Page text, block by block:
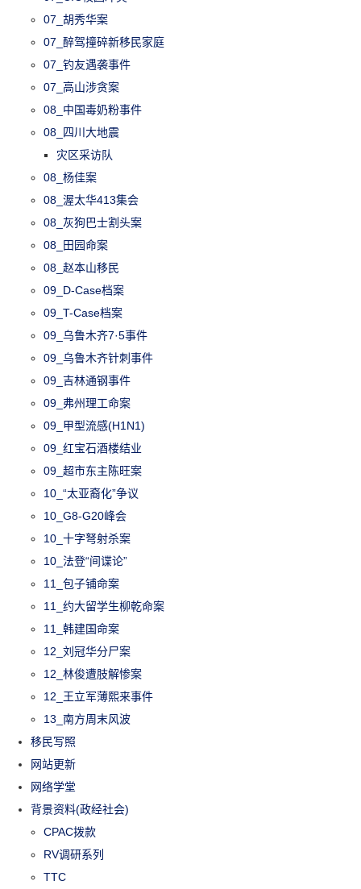
07_胡秀华案
07_醉驾撞碎新移民家庭
07_钓友遇袭事件
07_高山涉贪案
08_中国毒奶粉事件
08_四川大地震
灾区采访队
08_杨佳案
08_渥太华413集会
08_灰狗巴士割头案
08_田园命案
08_赵本山移民
09_D-Case档案
09_T-Case档案
09_乌鲁木齐7·5事件
09_乌鲁木齐针刺事件
09_吉林通钢事件
09_弗州理工命案
09_甲型流感(H1N1)
09_红宝石酒楼结业
09_超市东主陈旺案
10_“太亚裔化”争议
10_G8-G20峰会
10_十字弩射杀案
10_法登“间谍论”
11_包子铺命案
11_约大留学生柳乾命案
11_韩建国命案
12_刘冠华分尸案
12_林俊遭肢解惨案
12_王立军薄熙来事件
13_南方周末风波
移民写照
网站更新
网络学堂
背景资料(政经社会)
CPAC拨款
RV调研系列
TTC